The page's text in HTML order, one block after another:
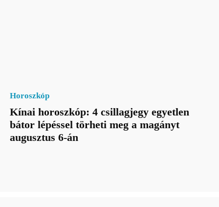
Horoszkóp
Kínai horoszkóp: 4 csillagjegy egyetlen
bátor lépéssel törheti meg a magányt
augusztus 6-án